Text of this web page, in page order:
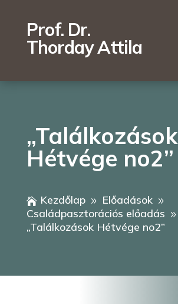
Prof. Dr.
Thorday Attila
„Találkozások
Hétvége no2”
 Kezdőlap 9 Előadások 9
Családpasztorációs előadás 9
„Találkozások Hétvége no2”